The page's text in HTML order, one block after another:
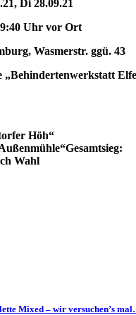
Di 28.09.21
Uhr vor Ort
Wasmerstr. ggü. 43
„Behindertenwerkstatt
Höh“
Wahl
Mixed – wir versuchen’s